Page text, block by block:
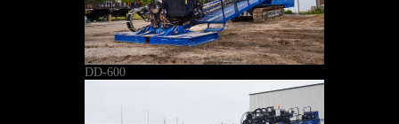
DD-600